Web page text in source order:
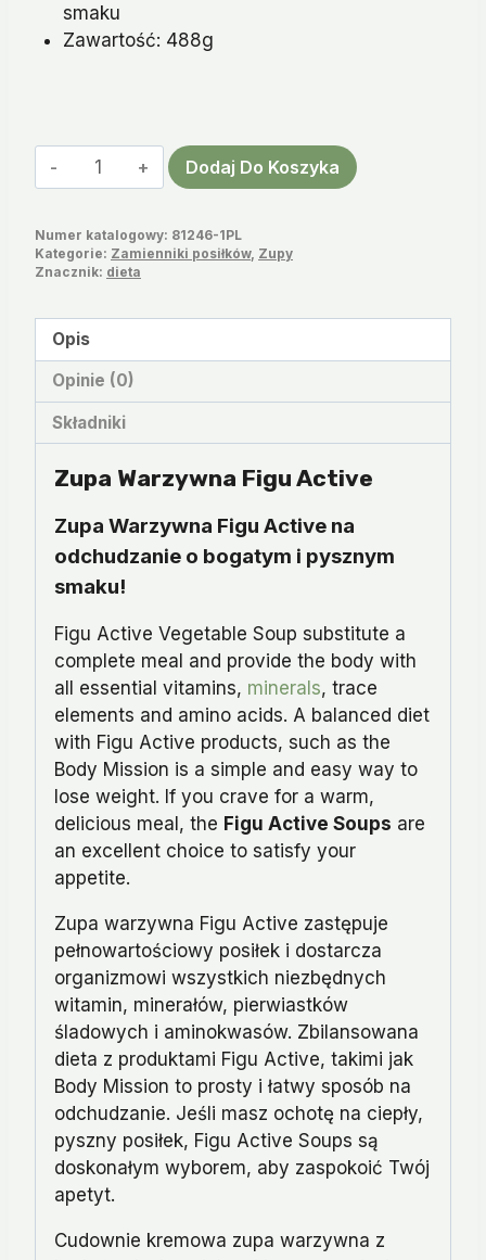
smaku
Zawartość: 488g
ilość
Zupa
Figu
Active
Odchudzanie
Dodaj Do Koszyka
Numer katalogowy: 81246-1PL
Kategorie: Zamienniki posiłków, Zupy
Znacznik: dieta
Opis
Opinie (0)
Składniki
Zupa Warzywna Figu Active
Zupa Warzywna Figu Active na
odchudzanie o bogatym i pysznym
smaku!
Figu Active Vegetable Soup substitute a
complete meal and provide the body with
all essential vitamins, minerals, trace
elements and amino acids. A balanced diet
with Figu Active products, such as the
Body Mission is a simple and easy way to
lose weight. If you crave for a warm,
delicious meal, the Figu Active Soups are
an excellent choice to satisfy your
appetite.
Zupa warzywna Figu Active zastępuje
pełnowartościowy posiłek i dostarcza
organizmowi wszystkich niezbędnych
witamin, minerałów, pierwiastków
śladowych i aminokwasów. Zbilansowana
dieta z produktami Figu Active, takimi jak
Body Mission to prosty i łatwy sposób na
odchudzanie. Jeśli masz ochotę na ciepły,
pyszny posiłek, Figu Active Soups są
doskonałym wyborem, aby zaspokoić Twój
apetyt.
Cudownie kremowa zupa warzywna z